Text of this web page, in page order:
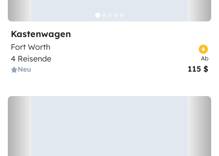
Kastenwagen
Fort Worth
4 Reisende
Neu
Ab
115 $